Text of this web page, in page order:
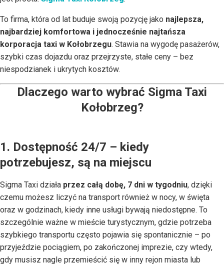
To firma, która od lat buduje swoją pozycję jako najlepsza,
najbardziej komfortowa i jednocześnie najtańsza
korporacja taxi w Kołobrzegu. Stawia na wygodę pasażerów,
szybki czas dojazdu oraz przejrzyste, stałe ceny – bez
niespodzianek i ukrytych kosztów.
Dlaczego warto wybrać Sigma Taxi
Kołobrzeg?
1. Dostępność 24/7 – kiedy
potrzebujesz, są na miejscu
Sigma Taxi działa przez całą dobę, 7 dni w tygodniu, dzięki
czemu możesz liczyć na transport również w nocy, w święta
oraz w godzinach, kiedy inne usługi bywają niedostępne. To
szczególnie ważne w mieście turystycznym, gdzie potrzeba
szybkiego transportu często pojawia się spontanicznie – po
przyjeździe pociągiem, po zakończonej imprezie, czy wtedy,
gdy musisz nagle przemieścić się w inny rejon miasta lub